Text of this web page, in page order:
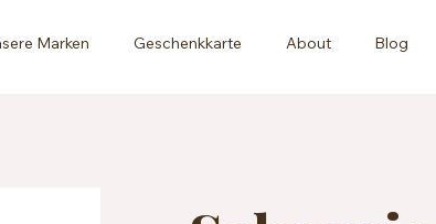
Marken Geschenkkarte About Blog